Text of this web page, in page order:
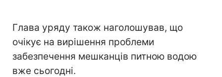
Глава уряду також наголошував, що
очікує на вирішення проблеми
забезпечення мешканців питною водою
вже сьогодні.